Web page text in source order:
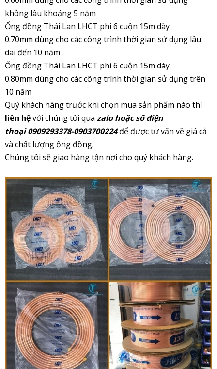
không lâu khoảng 5 năm
Ống đồng Thái Lan LHCT phi 6 cuộn 15m dày
0.70mm dùng cho các công trình thời gian sử dụng lâu
dài đến 10 năm
Ống đồng Thái Lan LHCT phi 6 cuộn 15m dày
0.80mm dùng cho các công trình thời gian sử dụng trên
10 năm
Quý khách hàng trước khi chọn mua sản phẩm nào thì
liên hệvới chúng tôi qua zalo hoặc số điện
thoại 0909293378-0903700224để được tư vấn về giá cả
và chất lượng ống đồng.
Chúng tôi sẽ giao hàng tận nơi cho quý khách hàng.